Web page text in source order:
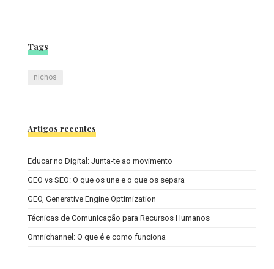
Tags
nichos
Artigos recentes
Educar no Digital: Junta-te ao movimento
GEO vs SEO: O que os une e o que os separa
GEO, Generative Engine Optimization
Técnicas de Comunicação para Recursos Humanos
Omnichannel: O que é e como funciona